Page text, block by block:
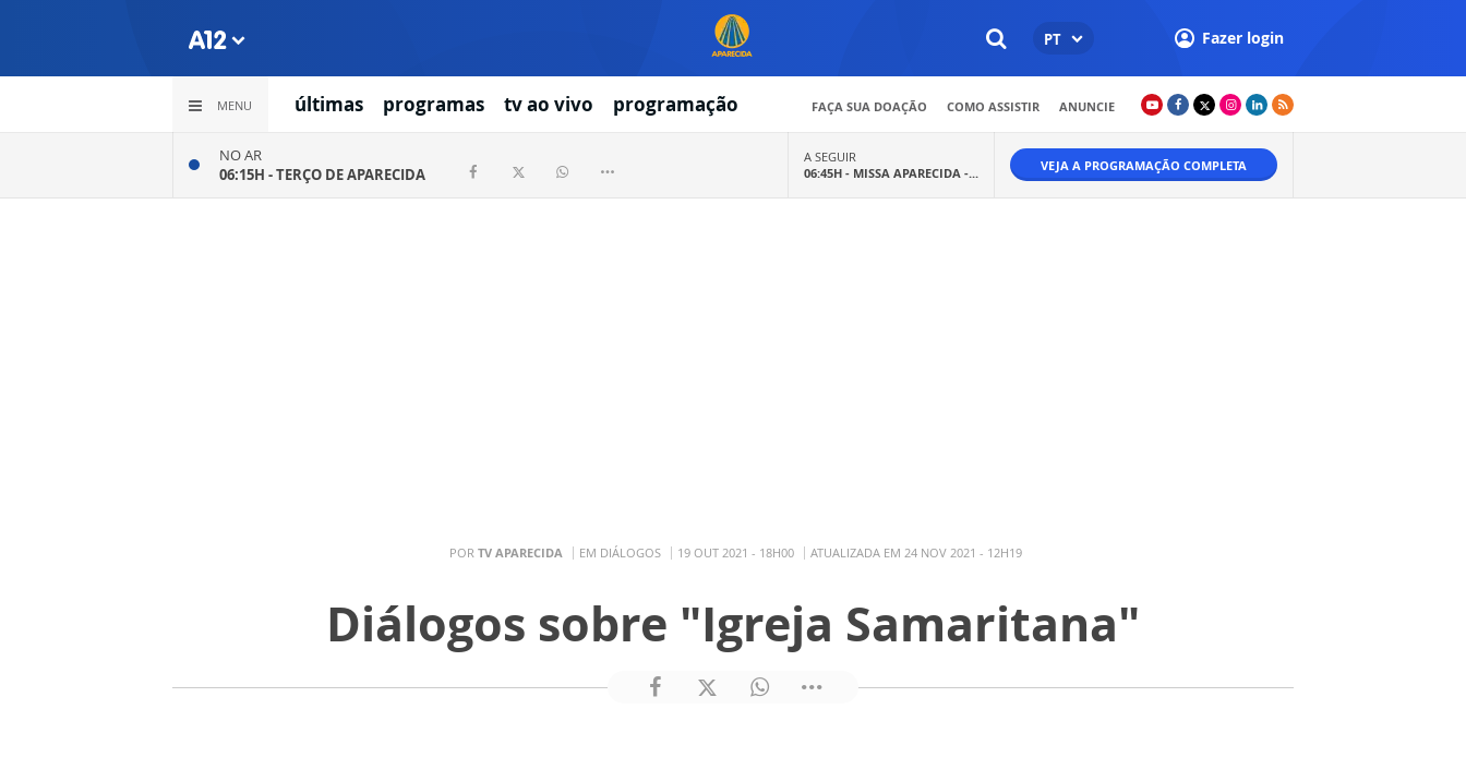
PT Fazer login
MENU últimas programas tv ao vivo programação FAÇA SUA DOAÇÃO COMO ASSISTIR ANUNCIE
NO AR
06:15H -TERÇO DE APARECIDA
A SEGUIR
06:45H - MISSA APARECIDA -... VEJA A PROGRAMAÇÃO COMPLETA
POR TV APARECIDA EM DIÁLOGOS 19 OUT 2021 - 18H00 ATUALIZADA EM 24 NOV 2021 - 12H19
Diálogos sobre "Igreja Samaritana"